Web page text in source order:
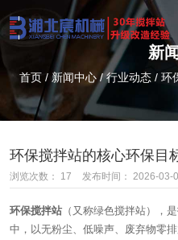
新
首页 /新闻中心 /行业动态 / 环
环保搅拌站的核心环保目
浏览次数： 17 发布时间： 2026-03-
环保搅拌站 （又称绿色搅拌站），
中，以无粉尘、低噪声、废弃物零